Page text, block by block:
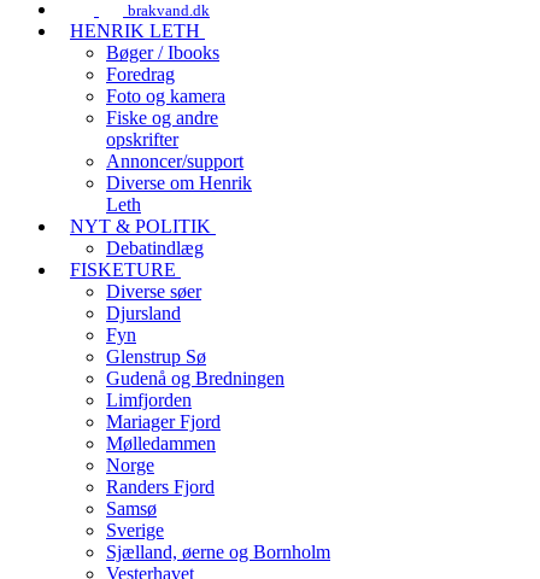
brakvand.dk
HENRIK LETH
Bøger / Ibooks
Foredrag
Foto og kamera
Fiske og andre
opskrifter
Annoncer/support
Diverse om Henrik
Leth
NYT & POLITIK
Debatindlæg
FISKETURE
Diverse søer
Djursland
Fyn
Glenstrup Sø
Gudenå og Bredningen
Limfjorden
Mariager Fjord
Mølledammen
Norge
Randers Fjord
Samsø
Sverige
Sjælland, øerne og Bornholm
Vesterhavet